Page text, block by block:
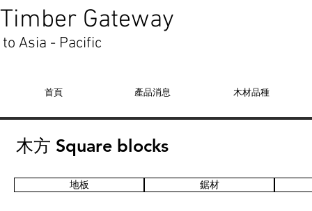
Timber Gateway
to Asia - Pacific
木方 Square blocks
地板 鋸材
首頁 產品消息 木材品種